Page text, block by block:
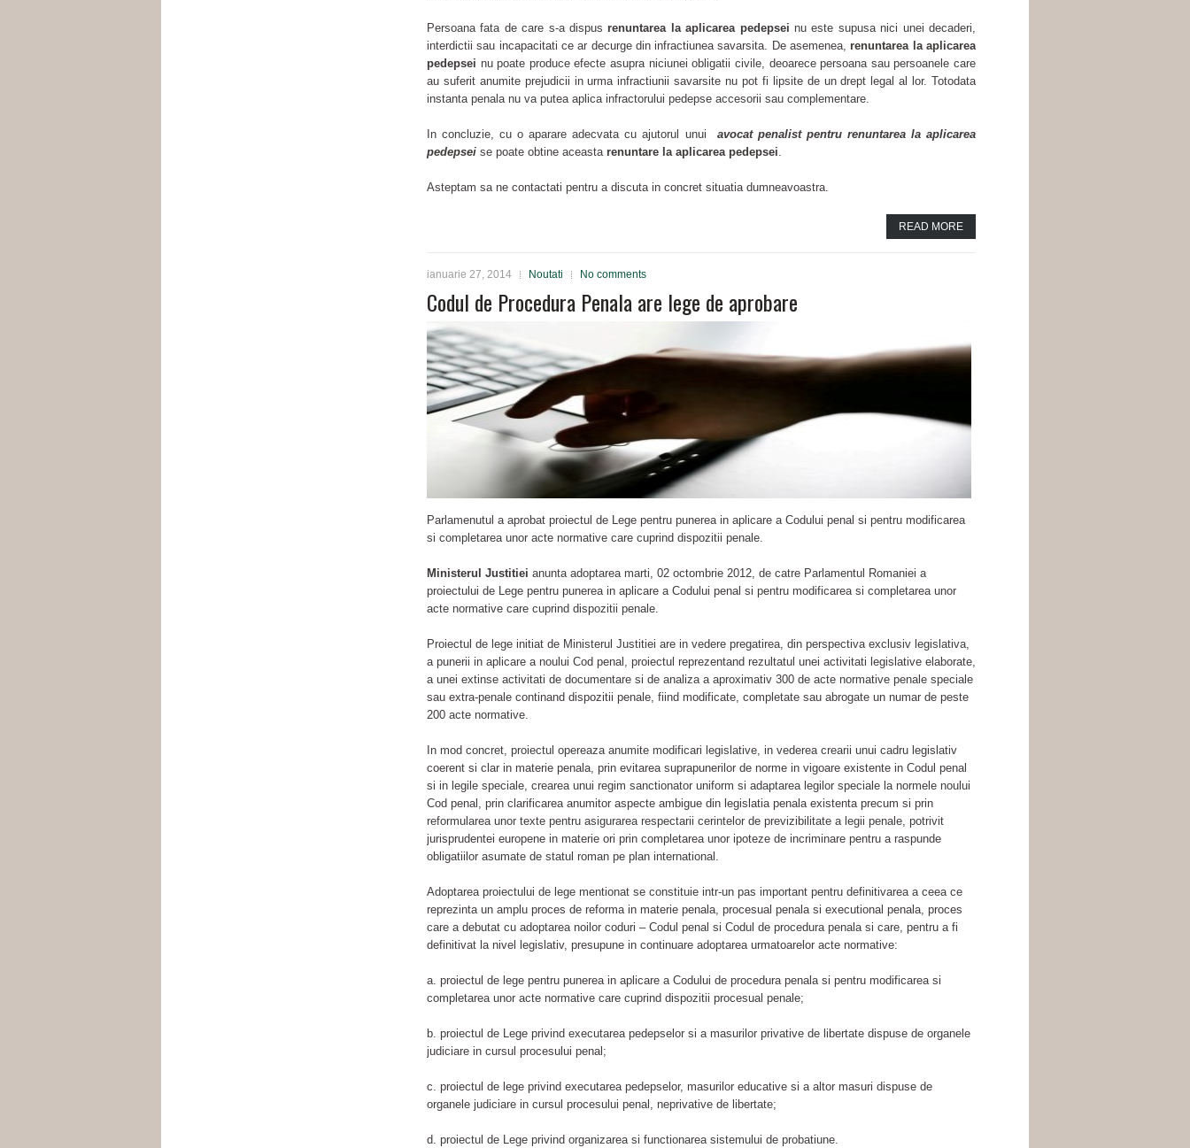
Persoana fata de care s-a dispus renuntarea la aplicarea pedepsei nu este supusa nici unei decaderi,
interdictii sau incapacitati ce ar decurge din infractiunea savarsita. De asemenea,renuntarea la aplicarea
pedepsei nu poate produce efecte asupra niciunei obligatii civile, deoarece persoana sau persoanele care
au suferit anumite prejudicii in urma infractiunii savarsite nu pot fi lipsite de un drept legal al lor. Totodata
instanta penala nu va putea aplica infractorului pedepse accesorii sau complementare.
In concluzie, cu o aparare adecvata cu ajutorul unui avocat penalist pentru renuntarea la aplicarea
pedepsei se poate obtine aceastarenuntare la aplicarea pedepsei.
Asteptam sa ne contactati pentru a discuta in concret situatia dumneavoastra.
READ MORE
ianuarie 27, 2014 Noutati No comments
Codul de Procedura Penala are lege de aprobare
Parlamenutul a aprobat proiectul de Lege pentru punerea in aplicare a Codului penal si pentru modificarea
si completarea unor acte normative care cuprind dispozitii penale.
Ministerul Justitiei anunta adoptarea marti, 02 octombrie 2012, de catre Parlamentul Romaniei a
proiectului de Lege pentru punerea in aplicare a Codului penal si pentru modificarea si completarea unor
acte normative care cuprind dispozitii penale.
Proiectul de lege initiat de Ministerul Justitiei are in vedere pregatirea, din perspectiva exclusiv legislativa,
a punerii in aplicare a noului Cod penal, proiectul reprezentand rezultatul unei activitati legislative elaborate,
a unei extinse activitati de documentare si de analiza a aproximativ 300 de acte normative penale speciale
sau extra-penale continand dispozitii penale, fiind modificate, completate sau abrogate un numar de peste
200 acte normative.
In mod concret, proiectul opereaza anumite modificari legislative, in vederea crearii unui cadru legislativ
coerent si clar in materie penala, prin evitarea suprapunerilor de norme in vigoare existente in Codul penal
si in legile speciale, crearea unui regim sanctionator uniform si adaptarea legilor speciale la normele noului
Cod penal, prin clarificarea anumitor aspecte ambigue din legislatia penala existenta precum si prin
reformularea unor texte pentru asigurarea respectarii cerintelor de previzibilitate a legii penale, potrivit
jurisprudentei europene in materie ori prin completarea unor ipoteze de incriminare pentru a raspunde
obligatiilor asumate de statul roman pe plan international.
Adoptarea proiectului de lege mentionat se constituie intr-un pas important pentru definitivarea a ceea ce
reprezinta un amplu proces de reforma in materie penala, procesual penala si executional penala, proces
care a debutat cu adoptarea noilor coduri – Codul penal si Codul de procedura penala si care, pentru a fi
definitivat la nivel legislativ, presupune in continuare adoptarea urmatoarelor acte normative:
a. proiectul de lege pentru punerea in aplicare a Codului de procedura penala si pentru modificarea si
completarea unor acte normative care cuprind dispozitii procesual penale;
b. proiectul de Lege privind executarea pedepselor si a masurilor privative de libertate dispuse de organele
judiciare in cursul procesului penal;
c. proiectul de lege privind executarea pedepselor, masurilor educative si a altor masuri dispuse de
organele judiciare in cursul procesului penal, neprivative de libertate;
d. proiectul de Lege privind organizarea si functionarea sistemului de probatiune.